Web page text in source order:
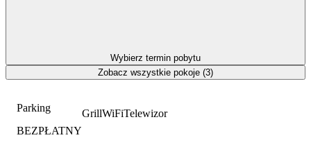
Parking
BEZPŁATNY
GrillWiFiTelewizor
Wybierz termin pobytu
Zobacz wszystkie pokoje (3)